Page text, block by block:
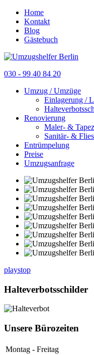
Home
Kontakt
Blog
Gästebuch
030 - 99 40 84 20
Umzug / Umzüge
Einlagerung /
Renovierung
Maler- &
Sanitär- &
Entrümpelung
Preise
Umzugsanfrage
playstop
Halteverbotsschilder
Unsere Bürozeiten
Montag - Freitag